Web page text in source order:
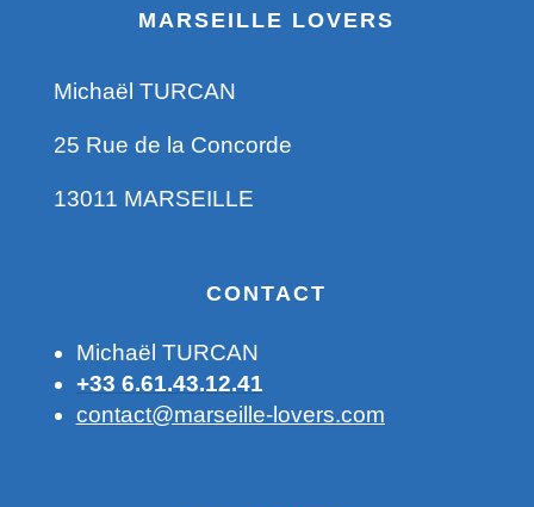
MARSEILLE LOVERS
Michaël TURCAN
25 Rue de la Concorde
13011 MARSEILLE
CONTACT
Michaël TURCAN
+33 6.61.43.12.41
contact@marseille-lovers.com